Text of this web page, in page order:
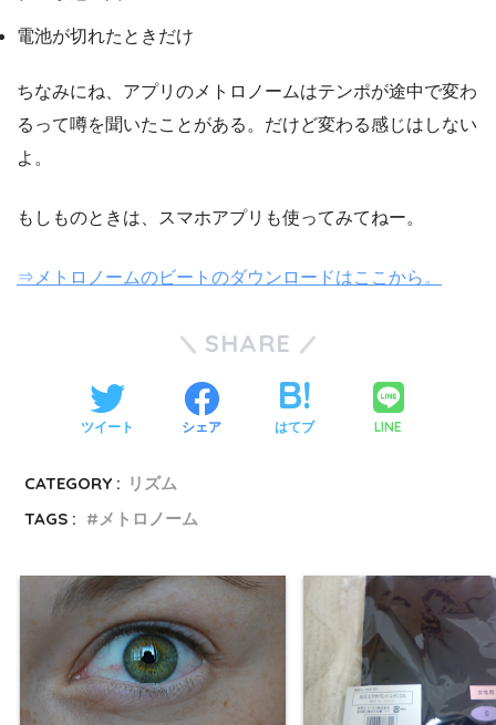
電池が切れたときだけ
ちなみにね、アプリのメトロノームはテンポが途中で変わ
るって噂を聞いたことがある。だけど変わる感じはしない
よ。
もしものときは、スマホアプリも使ってみてねー。
⇒メトロノームのビートのダウンロードはここから。
SHARE
ツイート シェア はてブ LINE
CATEGORY : リズム
TAGS :
メトロノーム